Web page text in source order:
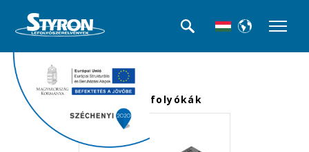
<<< Termék kategóriák
Beltéri folyókák